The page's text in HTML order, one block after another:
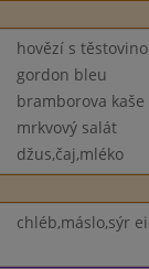
hovězí s
gordon bleu
bramborova kaše
mrkvový salát
džus,čaj,mléko
chléb,máslo,sýr